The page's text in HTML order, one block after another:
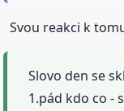
Svou reakci k
Slovo den se
1.pád kdo co -